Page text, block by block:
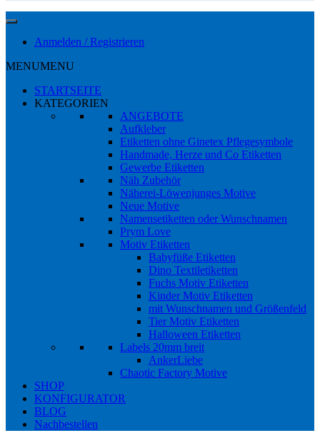
Anmelden / Registrieren
MENUMENU
STARTSEITE
KATEGORIEN
ANGEBOTE
Aufkleber
Etiketten ohne Ginetex Pflegesymbole
Handmade, Herze und Co Etiketten
Gewerbe Etiketten
Näh Zubehör
Näherei-Löwenjunges Motive
Neue Motive
Namensetiketten oder Wunschnamen
Prym Love
Motiv Etiketten
Babyfüße Etiketten
Dino Textiletiketten
Fuchs Motiv Etiketten
Kinder Motiv Etiketten
mit Wunschnamen und Größenfeld
Tier Motiv Etiketten
Halloween Etiketten
Labels 20mm breit
AnkerLiebe
Chaotic Factory Motive
SHOP
KONFIGURATOR
BLOG
Nachbestellen